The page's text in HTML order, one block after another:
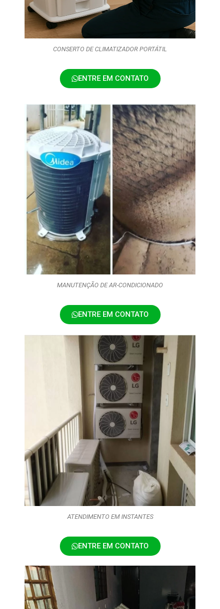
CONSERTO DE CLIMATIZADOR PORTÁTIL
ENTRE EM CONTATO
MANUTENÇÃO DE AR-CONDICIONADO
ENTRE EM CONTATO
ATENDIMENTO EM INSTANTES
ENTRE EM CONTATO